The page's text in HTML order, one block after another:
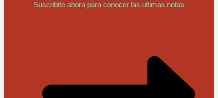
Suscribite ahora para conocer las ultimas notas